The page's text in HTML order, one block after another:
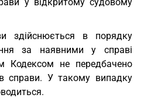
здійснюється в порядку
за наявними у справі
Кодексом не передбачено
справи. У такому випадку